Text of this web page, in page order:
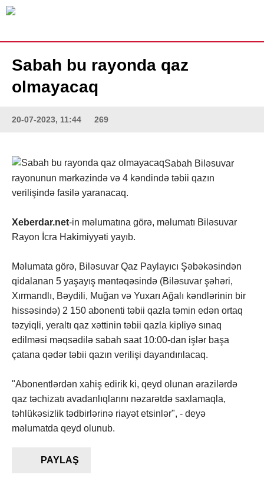
Sabah bu rayonda qaz
olmayacaq
20-07-2023, 11:44 269
Sabah Biləsuvar
rayonunun mərkəzində və 4 kəndində təbii qazın
verilişində fasilə yaranacaq.
Xeberdar.net-in məlumatına görə, məlumatı Biləsuvar
Rayon İcra Hakimiyyəti yayıb.
Məlumata görə, Biləsuvar Qaz Paylayıcı Şəbəkəsindən
qidalanan 5 yaşayış məntəqəsində (Biləsuvar şəhəri,
Xırmandlı, Bəydili, Muğan və Yuxarı Ağalı kəndlərinin bir
hissəsində) 2 150 abonenti təbii qazla təmin edən ortaq
təzyiqli, yeraltı qaz xəttinin təbii qazla kipliyə sınaq
edilməsi məqsədilə sabah saat 10:00-dan işlər başa
çatana qədər təbii qazın verilişi dayandırılacaq.
"Abonentlərdən xahiş edirik ki, qeyd olunan ərazilərdə
qaz təchizatı avadanlıqlarını nəzarətdə saxlamaqla,
təhlükəsizlik tədbirlərinə riayət etsinlər", - deyə
məlumatda qeyd olunub.
PAYLAŞ